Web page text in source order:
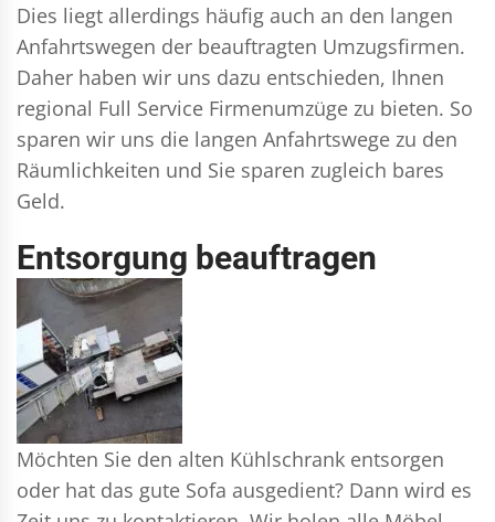
Dies liegt allerdings häufig auch an den langen
Anfahrtswegen der beauftragten Umzugsfirmen.
Daher haben wir uns dazu entschieden, Ihnen
regional Full Service Firmenumzüge zu bieten. So
sparen wir uns die langen Anfahrtswege zu den
Räumlichkeiten und Sie sparen zugleich bares
Geld.
Entsorgung beauftragen
Möchten Sie den alten Kühlschrank entsorgen
oder hat das gute Sofa ausgedient? Dann wird es